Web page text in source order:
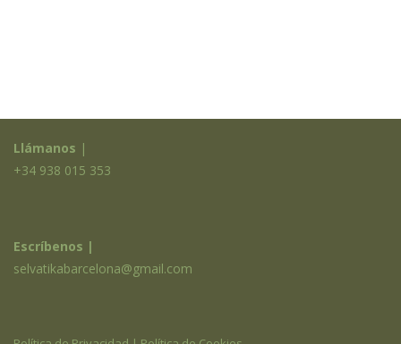
Llámanos |
+34 938 015 353
Escríbenos |
selvatikabarcelona@gmail.com